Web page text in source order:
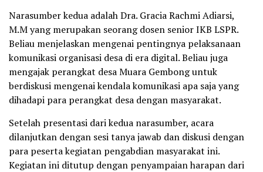
Narasumber kedua adalah Dra. Gracia Rachmi Adiarsi,
M.M yang merupakan seorang dosen senior IKB LSPR.
Beliau menjelaskan mengenai pentingnya pelaksanaan
komunikasi organisasi desa di era digital. Beliau juga
mengajak perangkat desa Muara Gembong untuk
berdiskusi mengenai kendala komunikasi apa saja yang
dihadapi para perangkat desa dengan masyarakat.
Setelah presentasi dari kedua narasumber, acara
dilanjutkan dengan sesi tanya jawab dan diskusi dengan
para peserta kegiatan pengabdian masyarakat ini.
Kegiatan ini ditutup dengan penyampaian harapan dari